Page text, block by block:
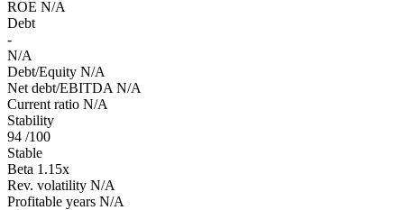
ROE N/A
Debt
-
N/A
Debt/Equity N/A
Net debt/EBITDA N/A
Current ratio N/A
Stability
94 /100
Stable
Beta 1.15x
Rev. volatility N/A
Profitable years N/A